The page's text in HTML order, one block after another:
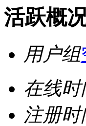
活跃概
用户组
在线时
注册时